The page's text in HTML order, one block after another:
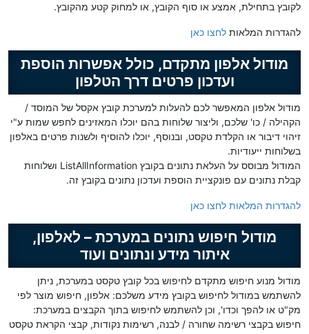
לקובץ בתחילת, אמצע או סוף הקובץ, או למחוק קטע מהקובץ.
להגדרות המלאות לחצו כאן
מודול אלפון מתקדם, כולל אפשרות הוספת
ועדכון פרטים דרך הטלפון
מודול אלפון המאפשר לכם להעלות למערכת קובץ אקסל של המוסד /
הקהילה / כו' שלכם, וליצור שלוחות בהם יוכלו המאזינים לחפש שמות ע"י
זיהוי דיבור או הקלדת טקסט, ובנוסף, יוכלו להוסיף ולשנות פרטים באלפון
בשלוחות ייעודיות.
המודול מבוסס על העלאת נתונים בקובץ ListAllInformation ושלוחות
קבלת נתונים עם פונקציית הוספת ועדכון נתונים בקובץ זה.
להגדרות המלאות לחצו כאן
מודול חיפוש נתונים במערכת – לאלפון,
איתור מידע ונתונים ועוד
מודול מנוע חיפוש מתקדם לחיפוש בכל קובץ טקסט במערכת, ניתן
להשתמש במודול לחיפוש בקובץ מידע משלכם: אלפון, חיפוש מוצר לפי
מק"ט או להפך וכדו', וכן להשתמש לחיפוש בתוך הקבצים במערכת:
חיפוש בקבצי רשימה שחורה / לבנה, רשימות נקודות, קבצי הקראת טקסט